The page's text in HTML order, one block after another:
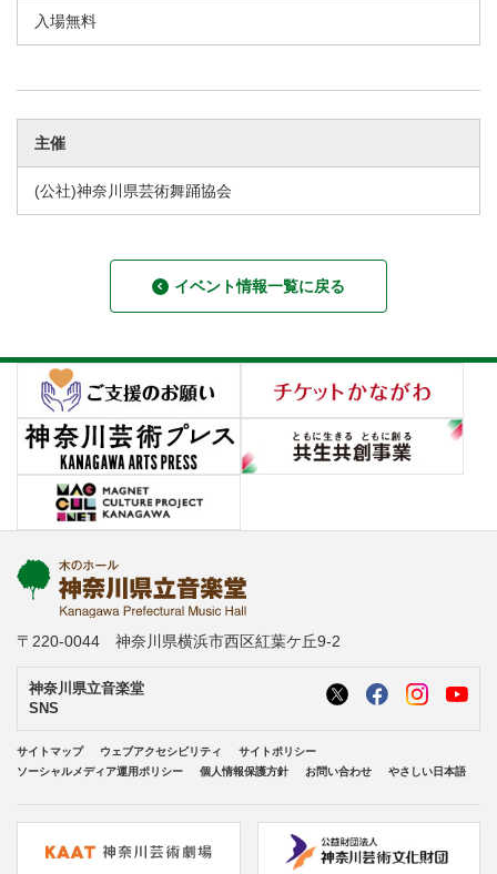
入場無料
主催
(公社)神奈川県芸術舞踊協会
イベント情報一覧に戻る
〒220-0044 神奈川県横浜市西区紅葉ケ丘9-2
神奈川県立音楽堂
SNS
サイトマップ ウェブアクセシビリティ
サイトポリシー
ソーシャルメディア運用ポリシー
個人情報保護方針 お問い合わせ やさしい日本語